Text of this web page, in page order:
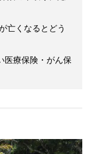
亡くなるとどう
医療保険・がん保